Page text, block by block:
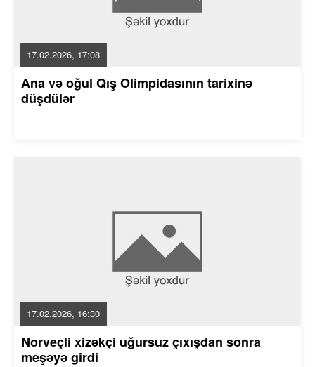
17.02.2026, 17:08
Ana və oğul Qış Olimpidasının tarixinə
düşdülər
17.02.2026, 16:30
Norveçli xizəkçi uğursuz çıxışdan sonra
meşəyə girdi